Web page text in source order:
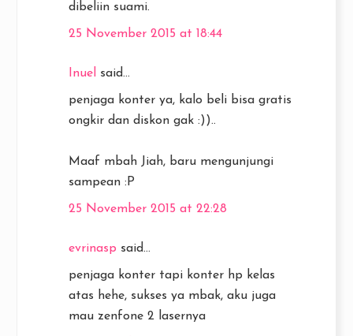
dibeliin suami.
25 November 2015 at 18:44
Inuel said...
penjaga konter ya, kalo beli bisa gratis
ongkir dan diskon gak :))..
Maaf mbah Jiah, baru mengunjungi
sampean :P
25 November 2015 at 22:28
evrinasp said...
penjaga konter tapi konter hp kelas
atas hehe, sukses ya mbak, aku juga
mau zenfone 2 lasernya